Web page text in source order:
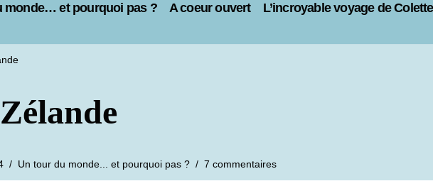
monde… et pourquoi pas ? A coeur ouvert L’incroyable voyage de Colette
Un tour du monde... et pourquoi pas ? 7 commentaires